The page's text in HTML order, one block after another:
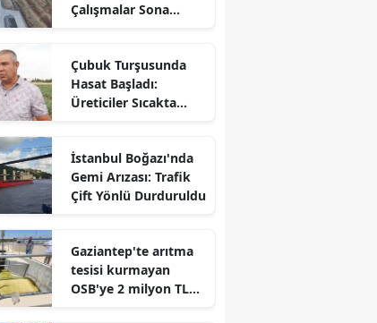
Çalışmalar Sona
Çubuk Turşusunda
Hasat Başladı:
Üreticiler Sıcakta
İstanbul Boğazı'nda
Gemi Arızası: Trafik
Çift Yönlü Durduruldu
Gaziantep'te arıtma
tesisi kurmayan
OSB'ye 2 milyon TL